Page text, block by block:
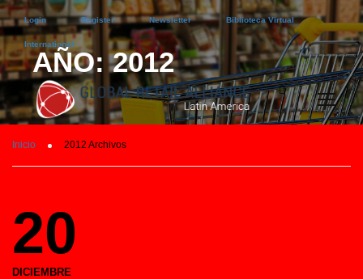
Login Register Newsletter Biblioteca Virtual
International
AÑO: 2012
Inicio 2012 Archivos
20
DICIEMBRE